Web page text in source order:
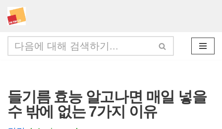
콘
텐
츠
너
뛰
들기름 효능 알고나면 매일 넣을
수 밖에 없는 7가지 이유